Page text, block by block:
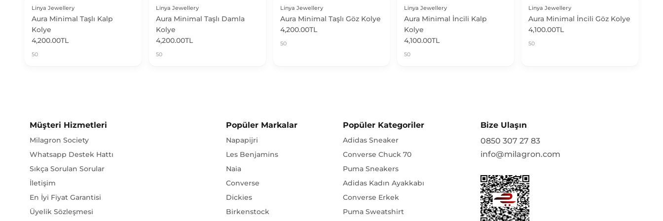
Aura Minimal Taşlı Kalp
Kolye
4,200.00TL
50
Aura Minimal Taşlı Damla
Kolye
4,200.00TL
50
Aura Minimal Taşlı Göz Kolye
4,200.00TL
50
Aura Minimal İncili Kalp
Kolye
4,100.00TL
50
Aura Minimal İncili Göz Kolye
4,100.00TL
50
Milagron Society
Whatsapp Destek Hattı
Sıkça Sorulan Sorular
İletişim
En İyi Fiyat Garantisi
Üyelik Sözleşmesi
KVKK Aydınlatma Metni ve Çerez Politikası
Napapijri
Les Benjamins
Naia
Converse
Dickies
Birkenstock
Eastpak
Adidas Sneaker
Converse Chuck 70
Puma Sneakers
Adidas Kadın Ayakkabı
Converse Erkek
Puma Sweatshirt
Les Benjamins Sweatshirt
0850 307 27 83
info@milagron.com